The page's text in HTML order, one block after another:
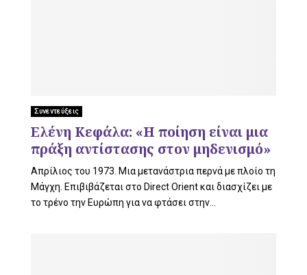
Συνεντεύξεις
Ελένη Κεφάλα: «Η ποίηση είναι μια
πράξη αντίστασης στον μηδενισμό»
Απρίλιος του 1973. Μια μετανάστρια περνά με πλοίο τη
Μάγχη. Eπιβιβάζεται στο Direct Orient και διασχίζει με
το τρένο την Ευρώπη για να φτάσει στην...